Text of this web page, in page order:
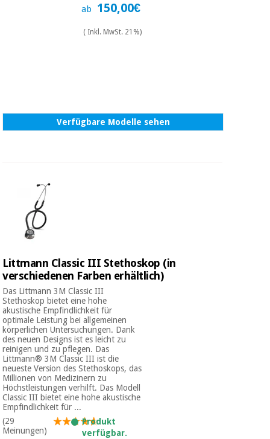
Orthopädie
instrumente
(ausverkauf)
ab 150,00€
( Inkl. MwSt. 21%)
Verfügbare Modelle sehen
Littmann Classic III Stethoskop (in
verschiedenen Farben erhältlich)
Das Littmann 3M Classic III
Stethoskop bietet eine hohe
akustische Empfindlichkeit für
optimale Leistung bei allgemeinen
körperlichen Untersuchungen. Dank
des neuen Designs ist es leicht zu
reinigen und zu pflegen. Das
Littmann® 3M Classic III ist die
neueste Version des Stethoskops, das
Millionen von Medizinern zu
Höchstleistungen verhilft. Das Modell
Classic III bietet eine hohe akustische
Empfindlichkeit für ...
(29
Meinungen)
Produkt
verfügbar.